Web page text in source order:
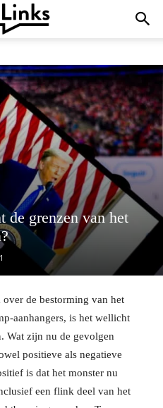
de grenzen van het
de bestorming van het
aanhangers, is het wellicht
Wat zijn nu de gevolgen
positieve als negatieve
is dat het monster nu
een flink deel van het